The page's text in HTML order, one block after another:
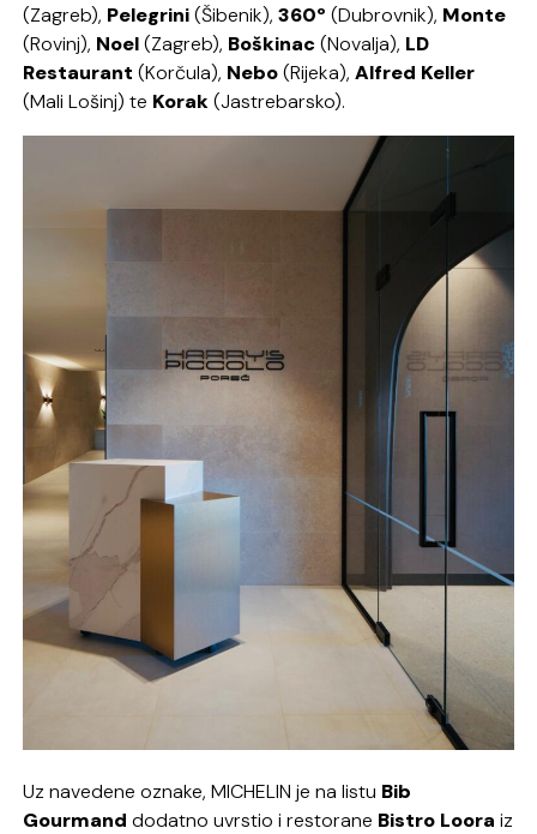
(Zagreb), Pelegrini(Šibenik),360º (Dubrovnik), Monte
(Rovinj), Noel(Zagreb), Boškinac (Novalja), LD
Restaurant (Korčula), Nebo(Rijeka),Alfred Keller
(Mali Lošinj) te Korak(Jastrebarsko).
Uz navedene oznake, MICHELIN je na listu Bib
Gourmand dodatno uvrstio i restorane Bistro Loora iz